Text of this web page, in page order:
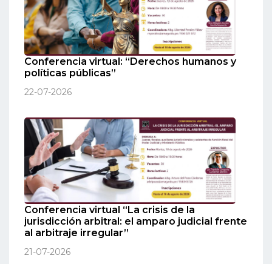
Conferencia virtual: “Derechos humanos y
políticas públicas”
22-07-2026
Conferencia virtual “La crisis de la
jurisdicción arbitral: el amparo judicial frente
al arbitraje irregular”
21-07-2026